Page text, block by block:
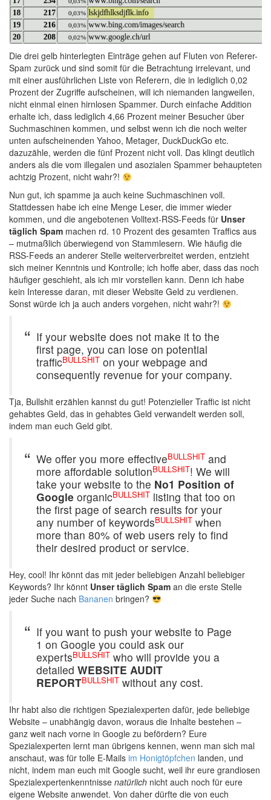
Die drei gelb hinterlegten Einträge gehen auf Fluten von Referer-
Spam zurück und sind somit für die Betrachtung irrelevant, und
mit einer ausführlichen Liste von Referern, die in lediglich 0,02
Prozent der Zugriffe aufscheinen, will ich niemanden langweilen,
nicht einmal einen hirnlosen Spammer. Durch einfache Addition
erhalte ich, dass lediglich 4,66 Prozent meiner Besucher über
Suchmaschinen kommen, und selbst wenn ich die noch weiter
unten aufscheinenden Yahoo, Metager, DuckDuckGo etc.
dazuzähle, werden die fünf Prozent nicht voll. Das klingt deutlich
anders als die vom illegalen und asozialen Spammer behaupteten
achtzig Prozent, nicht wahr?!
Nun gut, ich spamme ja auch keine Suchmaschinen voll.
Stattdessen habe ich eine Menge Leser, die immer wieder
kommen, und die angebotenen Volltext-RSS-Feeds für Unser
täglich Spam machen rd. 10 Prozent des gesamten Traffics aus
– mutmaßlich überwiegend von Stammlesern. Wie häufig die
RSS-Feeds an anderer Stelle weiterverbreitet werden, entzieht
sich meiner Kenntnis und Kontrolle; ich hoffe aber, dass das noch
häufiger geschieht, als ich mir vorstellen kann. Denn ich habe
kein Interesse daran, mit dieser Website Geld zu verdienen.
Sonst würde ich ja auch anders vorgehen, nicht wahr?!
If your website does not make it to the
first page, you can lose on potential
trafficBULLSHIT on your webpage and
consequently revenue for your company.
Tja, Bullshit erzählen kannst du gut! Potenzieller Traffic ist nicht
gehabtes Geld, das in gehabtes Geld verwandelt werden soll,
indem man euch Geld gibt.
We offer you more effectiveBULLSHIT and
more affordable solutionBULLSHIT! We will
take your website to the No1 Position of
Google organicBULLSHIT listing that too on
the first page of search results for your
any number of keywordsBULLSHIT when
more than 80% of web users rely to find
their desired product or service.
Hey, cool! Ihr könnt das mit jeder beliebigen Anzahl beliebiger
Keywords? Ihr könnt Unser täglich Spam an die erste Stelle
jeder Suche nach Bananen bringen?
If you want to push your website to Page
1 on Google you could ask our
expertsBULLSHIT who will provide you a
detailed WEBSITE AUDIT
REPORTBULLSHIT without any cost.
Ihr habt also die richtigen Spezialexperten dafür, jede beliebige
Website – unabhängig davon, woraus die Inhalte bestehen –
ganz weit nach vorne in Google zu befördern? Eure
Spezialexperten lernt man übrigens kennen, wenn man sich mal
anschaut, was für tolle E-Mails im Honigtöpfchen landen, und
nicht, indem man euch mit Google sucht, weil ihr eure grandiosen
Spezialexpertenkenntnisse natürlich nicht auch noch für eure
eigene Website anwendet. Von daher dürfte die von euch